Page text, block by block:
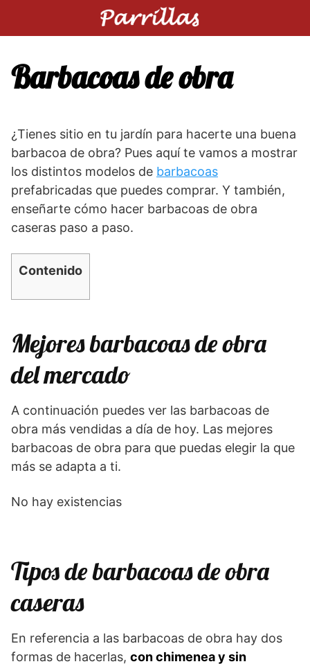
Barbacoas de obra
¿Tienes sitio en tu jardín para hacerte una buena
barbacoa de obra? Pues aquí te vamos a mostrar
los distintos modelos de barbacoas
prefabricadas que puedes comprar. Y también,
enseñarte cómo hacer barbacoas de obra
caseras paso a paso.
Contenido
Mejores barbacoas de obra
del mercado
A continuación puedes ver las barbacoas de
obra más vendidas a día de hoy. Las mejores
barbacoas de obra para que puedas elegir la que
más se adapta a ti.
No hay existencias
Tipos de barbacoas de obra
caseras
En referencia a las barbacoas de obra hay dos
formas de hacerlas, con chimenea y sin